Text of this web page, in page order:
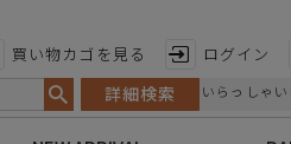
買い物カゴを見る ログイン
詳細検索 いらっしゃ
特徴から探す
日本製